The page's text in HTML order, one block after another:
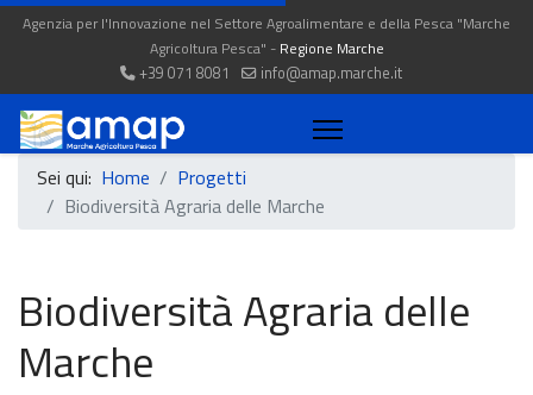
Agenzia per l'Innovazione nel Settore Agroalimentare e della Pesca "Marche
Agricoltura Pesca" - Regione Marche
+39 071 8081
info@amap.marche.it
Sei qui: Home
Progetti
Biodiversità Agraria delle Marche
Biodiversità Agraria delle
Marche